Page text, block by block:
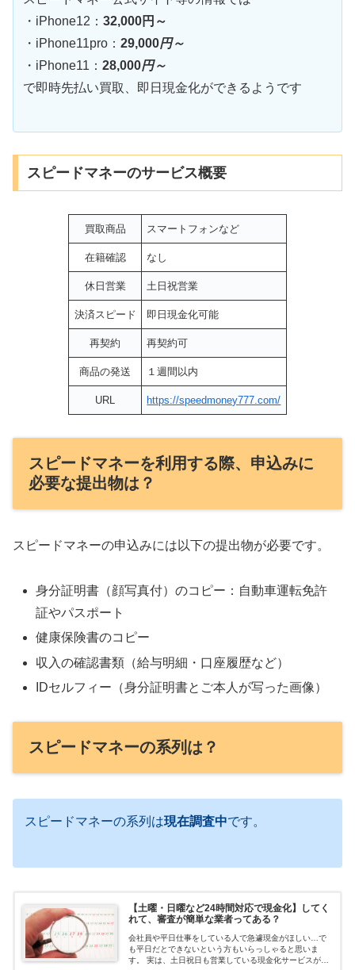
・iPhone12： 32,000円～
・iPhone11pro： 29,000円～
・iPhone11： 28,000円～
で即時先払い買取、即日現金化ができるようです
スピードマネーのサービス概要
買取商品 スマートフォンなど
在籍確認 なし
休日営業 土日祝営業
決済スピード 即日現金化可能
再契約 再契約可
商品の発送 １週間以内
URL https://speedmoney777.com/
スピードマネーを利用する際、申込みに
必要な提出物は？
スピードマネーの申込みには以下の提出物が必要です。
身分証明書（顔写真付）のコピー：自動車運転免許
証やパスポート
健康保険書のコピー
収入の確認書類（給与明細・口座履歴など）
IDセルフィー（身分証明書とご本人が写った画像）
スピードマネーの系列は？
スピードマネーの系列は現在調査中です。
【土曜・日曜など24時間対応で現金化】してく
れて、審査が簡単な業者ってある？
会社員や平日仕事をしている人で急遽現金がほしい…で
も平日だとできないという方もいらっしゃると思いま
す。 実は、土日祝日も営業している現金化サービスがあ